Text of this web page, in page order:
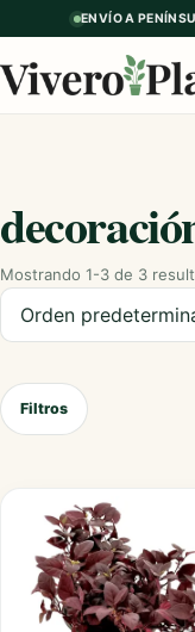
ENVÍO A
Mostrando 1-3 de 3
Ordenar productos
Filtros